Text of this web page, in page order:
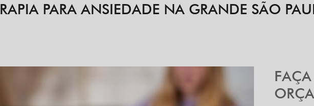
PARA ANSIEDADE NA GRANDE SÃO